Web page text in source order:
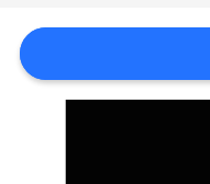
উদ্ধৃতি
অনুরোধ